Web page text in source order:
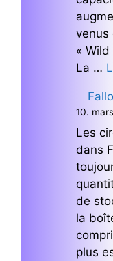
venus
«
La …
10.
Les
dans
de
la
plus